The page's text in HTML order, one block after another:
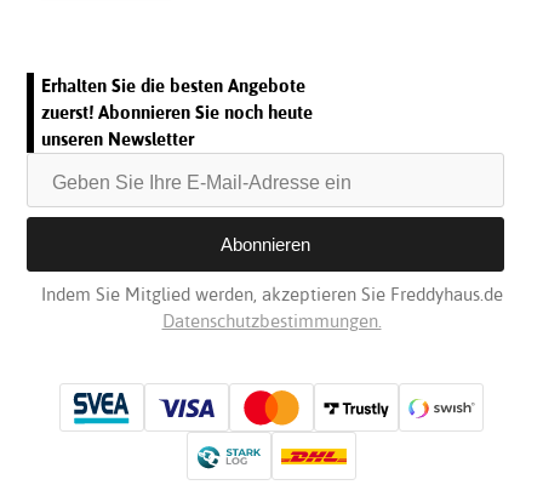
Erhalten Sie die besten Angebote
zuerst! Abonnieren Sie noch heute
unseren Newsletter
Indem Sie Mitglied werden, akzeptieren Sie Freddyhaus.de
Datenschutzbestimmungen.